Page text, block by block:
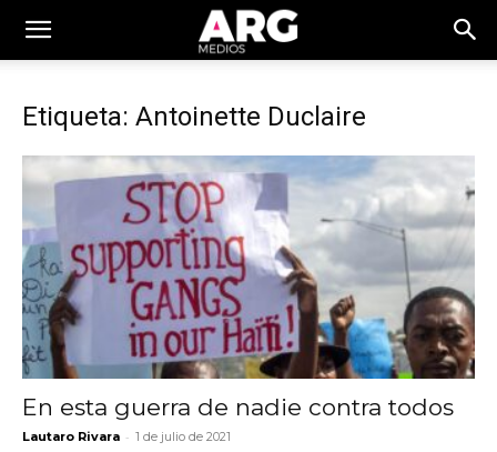
Etiqueta: Antoinette Duclaire
En esta guerra de nadie contra todos
Lautaro Rivara - 1 de julio de 2021